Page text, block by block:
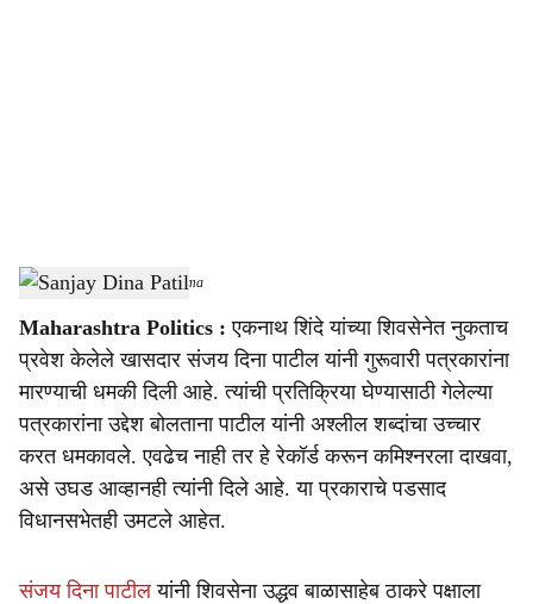
a
r
e
Sanjay Dina Patil-Sarkarnama
Maharashtra Politics : एकनाथ शिंदे यांच्या शिवसेनेत नुकताच
प्रवेश केलेले खासदार संजय दिना पाटील यांनी गुरूवारी पत्रकारांना
मारण्याची धमकी दिली आहे. त्यांची प्रतिक्रिया घेण्यासाठी गेलेल्या
पत्रकारांना उद्देश बोलताना पाटील यांनी अश्लील शब्दांचा उच्चार
करत धमकावले. एवढेच नाही तर हे रेकॉर्ड करून कमिश्नरला दाखवा,
असे उघड आव्हानही त्यांनी दिले आहे. या प्रकाराचे पडसाद
विधानसभेतही उमटले आहेत.
संजय दिना पाटील यांनी शिवसेना उद्धव बाळासाहेब ठाकरे पक्षाला